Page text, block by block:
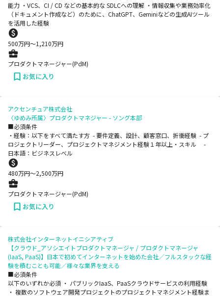
能力 ・VCS、CI / CD などの基本的な SDLCへの理解 ・情報収集や業務効率化
（ドキュメント作成など）のために、ChatGPT、Geminiなどの生成AIツール
を活用した経験
500万円〜1,210万円
プロダクトマネージャー(PdM)
お気に入り
アクセンチュア株式会社
〈ゆめみ所属〉プロダクトマネジャー - ソング本部
■必須条件
・経験：以下をすべて満たす方 - 要件定義、設計、顧客窓口、折衝経験 - プ
ロジェクトリーダー、プロジェクトマネジメント経験１年以上・スキル -
日本語：ビジネスレベル
480万円〜2,500万円
プロダクトマネージャー(PdM)
お気に入り
株式会社インターネットイニシアティブ
【クラウド_アソシエイトプロダクトマネージャ / プロダクトマネージャ
(IaaS, PaaS)】日本で初めてインターネットを始めた会社／フルスタックな経
験を積むことも可能／様々な業界を支える
■必須条件
以下のいずれか必須 ・ パブリックIaaS、PaaSクラウドサービスの利用経験
・ 複数のソフトウェア開発プロジェクトのプロジェクトマネジメント経験ま